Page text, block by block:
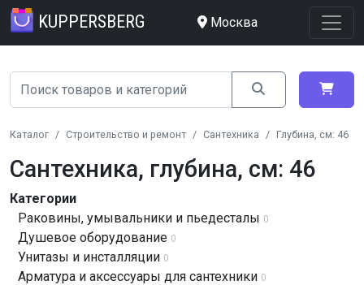
KUPPERSBERG Москва
Каталог Строительство и ремонт Сантехника Глубина, см: 46
Сантехника, глубина, см: 46
Категории
Раковины, умывальники и пьедесталы 0
Душевое оборудование 0
Унитазы и инсталляции 0
Арматура и аксессуары для сантехники 0